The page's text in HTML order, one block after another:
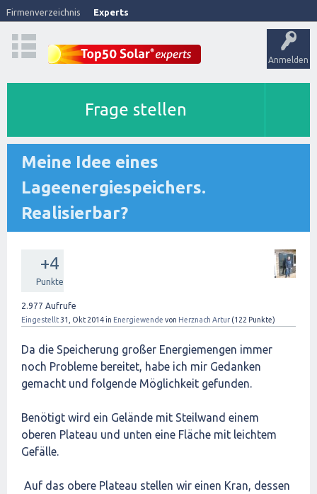
Firmenverzeichnis Experts
Anmelden
Frage stellen
Meine Idee eines
Lageenergiespeichers.
Realisierbar?
+4
Punkte
2.977 Aufrufe
Eingestellt 31, Okt 2014in Energiewende von Herznach Artur (122 Punkte)
Da die Speicherung großer Energiemengen immer
noch Probleme bereitet, habe ich mir Gedanken
gemacht und folgende Möglichkeit gefunden.
Benötigt wird ein Gelände mit Steilwand einem
oberen Plateau und unten eine Fläche mit leichtem
Gefälle.
Auf das obere Plateau stellen wir einen Kran, dessen